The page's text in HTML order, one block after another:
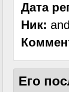
Дата
Ник:
Его